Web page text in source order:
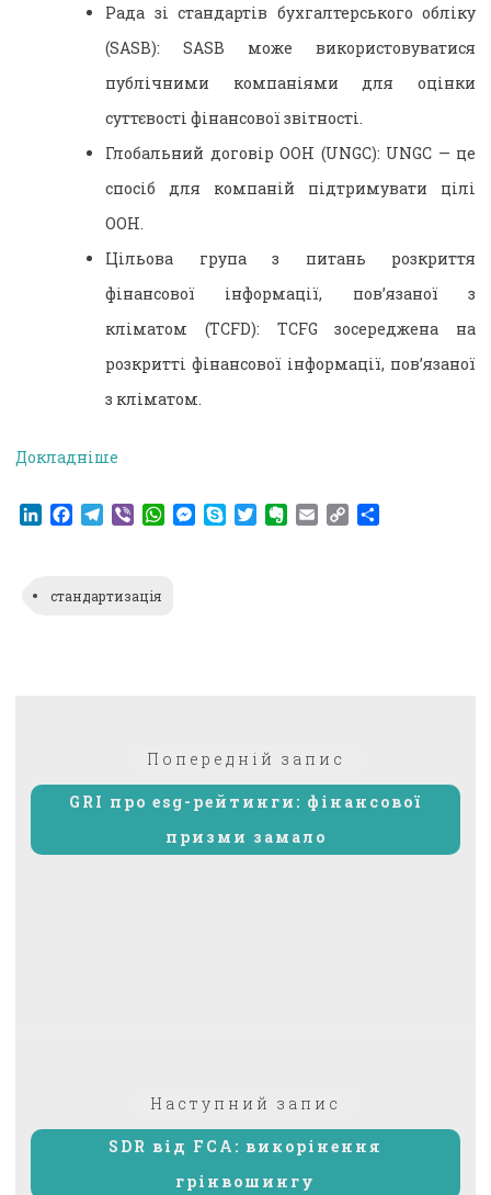
Рада зі стандартів бухгалтерського обліку
(SASB): SASB може використовуватися
публічними компаніями для оцінки
суттєвості фінансової звітності.
Глобальний договір ООН (UNGC): UNGC — це
спосіб для компаній підтримувати цілі
ООН.
Цільова група з питань розкриття
фінансової інформації, пов’язаної з
кліматом (TCFD): TCFG зосереджена на
розкритті фінансової інформації, пов’язаної
з кліматом.
Докладніше
LinkedIn
Facebook
Telegram
ViberWhatsApp
Messenger
SkypeTwitterEvernote
EmailCopy
стандартизація
Попередній запис
GRI про esg-рейтинги: фінансової
призми замало
Наступний запис
SDR від FCA: викорінення
грінвошингу